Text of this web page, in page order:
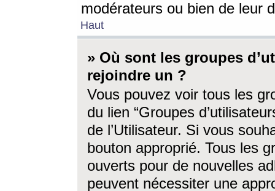
modérateurs ou bien de leur
Haut
» Où sont les groupes
rejoindre un ?
Vous pouvez voir tous les
du lien “Groupes
de l’Utilisateur. Si vous
bouton approprié. Tous les
ouverts pour de nouvelles
peuvent nécessiter une